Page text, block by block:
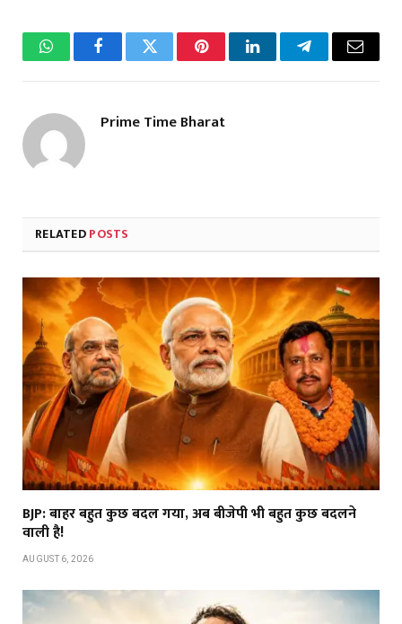
WhatsAppFacebookTwitter PinterestLinkedInTelegramEmail
Prime Time Bharat
RELATEDPOSTS
BJP: बाहर बहुत कुछ बदल गया, अब बीजेपी भी बहुत कुछ बदलने
वाली है!
AUGUST 6, 2026